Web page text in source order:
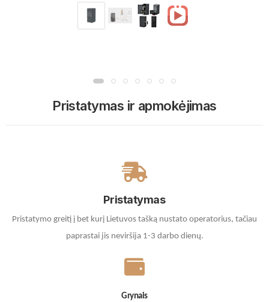
Pristatymas ir apmokėjimas
Pristatymas
Pristatymo greitį į bet kurį Lietuvos tašką nustato operatorius, tačiau
paprastai jis neviršija 1-3 darbo dienų.
Grynais